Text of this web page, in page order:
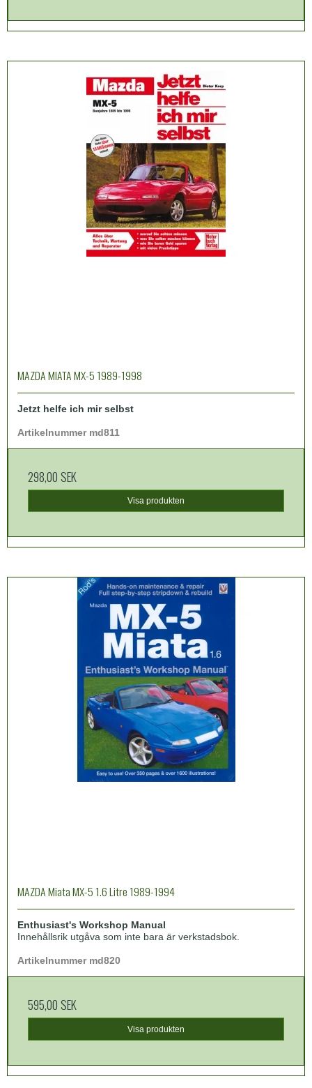
MAZDA MIATA MX-5 1989-1998
Jetzt helfe ich mir selbst
Artikelnummer md811
298,00 SEK
Visa produkten
MAZDA Miata MX-5 1.6 Litre 1989-1994
Enthusiast's Workshop Manual
Innehållsrik utgåva som inte bara är verkstadsbok.
Artikelnummer md820
595,00 SEK
Visa produkten